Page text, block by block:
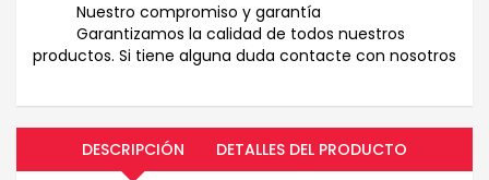
Nuestro compromiso y garantía
Garantizamos la calidad de todos nuestros
productos. Si tiene alguna duda contacte con nosotros
DESCRIPCIÓN DETALLES DEL PRODUCTO